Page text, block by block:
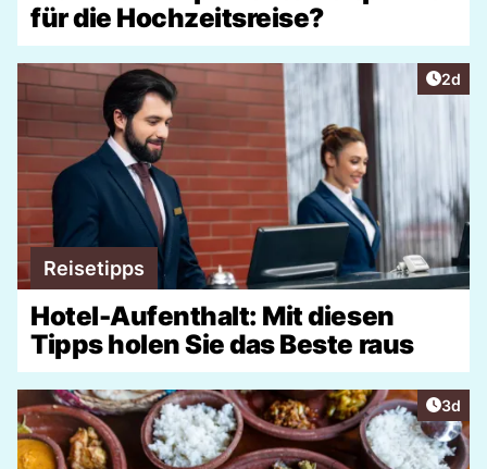
für die Hochzeitsreise?
2d
Reisetipps
Hotel-Aufenthalt: Mit diesen
Tipps holen Sie das Beste raus
3d